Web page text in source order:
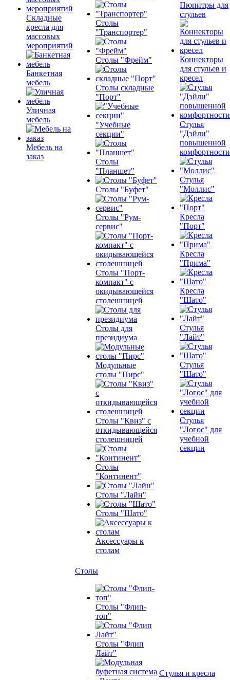
Складные
кресла для
массовых
мероприятий
Банкетная
мебель
Уличная
мебель
Мебель на
заказ
Столы
"Транспортер"
Столы "Фрейм"
Столы складные
"Порт"
"Учебные
секции"
Столы
"Планшет"
Столы "Буфет"
Столы "Рум-
сервис"
Столы "Порт-
компакт" с
окидывающейся
столешницей
Столы для
президиума
Модульные
столы "Пирс"
Столы "Квиз" с
откидывающейся
столешницей
Столы
"Континент"
Столы "Лайн"
Столы "Шато"
Аксессуары к
столам
Пюпитры для
стульев
Коннекторы
для стульев и
кресел
Стулья
"Дэйли"
повышенной
комфортности
Стулья
"Моллис"
Кресла
"Порт"
Кресла
"Прима"
Кресла
"Шато"
Стулья
"Лайт"
Стулья
"Шато"
Стулья
"Логос" для
учебной
секции
Столы
Столы "Флип-
топ"
Столы "Флип
Лайт"
Стулья и кресла